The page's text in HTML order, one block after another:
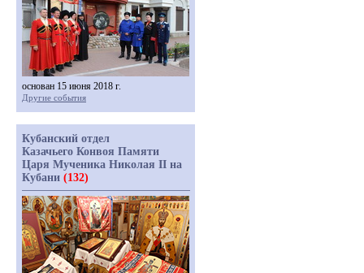
основан 15 июня 2018 г.
Другие события
Кубанский отдел
Казачьего Конвоя Памяти
Царя Мученика Николая II на
Кубани (132)